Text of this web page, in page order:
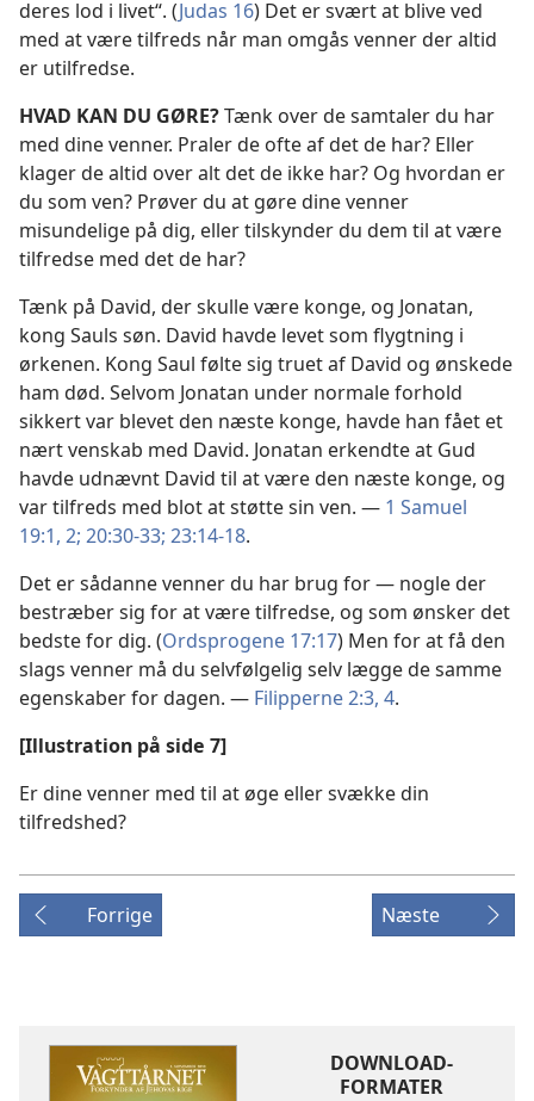
deres lod i livet“. (Judas 16) Det er svært at blive ved
med at være tilfreds når man omgås venner der altid
er utilfredse.
HVAD KAN DU GØRE?Tænk over de samtaler du har
med dine venner. Praler de ofte af det de har? Eller
klager de altid over alt det de ikke har? Og hvordan er
du som ven? Prøver du at gøre dine venner
misundelige på dig, eller tilskynder du dem til at være
tilfredse med det de har?
Tænk på David, der skulle være konge, og Jonatan,
kong Sauls søn. David havde levet som flygtning i
ørkenen. Kong Saul følte sig truet af David og ønskede
ham død. Selvom Jonatan under normale forhold
sikkert var blevet den næste konge, havde han fået et
nært venskab med David. Jonatan erkendte at Gud
havde udnævnt David til at være den næste konge, og
var tilfreds med blot at støtte sin ven. — 1 Samuel
19:1, 2; 20:30-33; 23:14-18.
Det er sådanne venner du har brug for — nogle der
bestræber sig for at være tilfredse, og som ønsker det
bedste for dig. (Ordsprogene 17:17) Men for at få den
slags venner må du selvfølgelig selv lægge de samme
egenskaber for dagen. — Filipperne 2:3, 4.
[Illustration på side 7]
Er dine venner med til at øge eller svække din
tilfredshed?
Forrige Næste
DOWNLOAD-
FORMATER